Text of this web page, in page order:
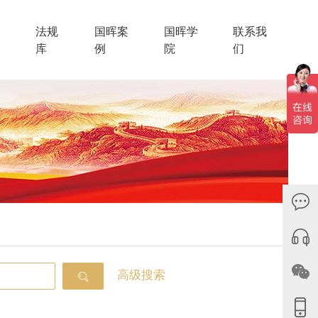
法规
库
国晖案
例
国晖学
院
联系我
们
高级搜索